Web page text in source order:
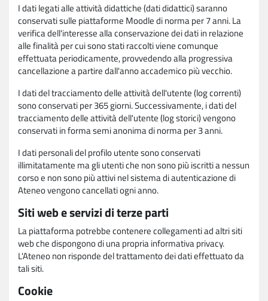
I dati legati alle attività didattiche (dati didattici) saranno
conservati sulle piattaforme Moodle di norma per 7 anni. La
verifica dell'interesse alla conservazione dei dati in relazione
alle finalità per cui sono stati raccolti viene comunque
effettuata periodicamente, provvedendo alla progressiva
cancellazione a partire dall'anno accademico più vecchio.
I dati del tracciamento delle attività dell'utente (log correnti)
sono conservati per 365 giorni. Successivamente, i dati del
tracciamento delle attività dell'utente (log storici) vengono
conservati in forma semi anonima di norma per 3 anni.
I dati personali del profilo utente sono conservati
illimitatamente ma gli utenti che non sono più iscritti a nessun
corso e non sono più attivi nel sistema di autenticazione di
Ateneo vengono cancellati ogni anno.
Siti web e servizi di terze parti
La piattaforma potrebbe contenere collegamenti ad altri siti
web che dispongono di una propria informativa privacy.
L'Ateneo non risponde del trattamento dei dati effettuato da
tali siti.
Cookie